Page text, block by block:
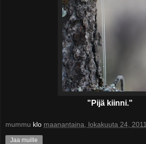
"Pijä kiinni."
mummu klo maanantaina, lokakuuta 24, 2011
Jaa muille